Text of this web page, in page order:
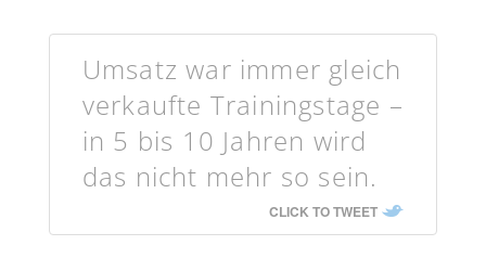
Umsatz war immer gleich
verkaufte Trainingstage –
in 5 bis 10 Jahren wird
das nicht mehr so sein.
CLICK TO TWEET